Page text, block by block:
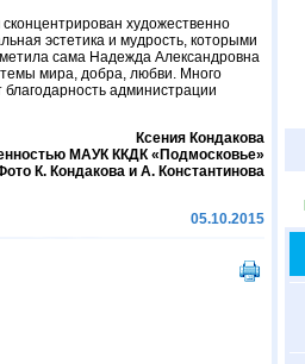
художественно
эстетика и мудрость, которыми
сама Надежда Александровна
темы мира, добра, любви. Много
администрации
Ксения Кондакова
МАУК ККДК «Подмосковье»
К. Кондакова и А. Константинова
05.10.2015